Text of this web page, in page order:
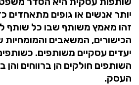
יותר אנשים או גופים מתאחדים
זהו מאמץ משותף שבו כל שותף
הכישורים, המשאבים והמומחיות
יעדים עסקיים משותפים.
השותפים חולקים הן ברווחים
העסק.